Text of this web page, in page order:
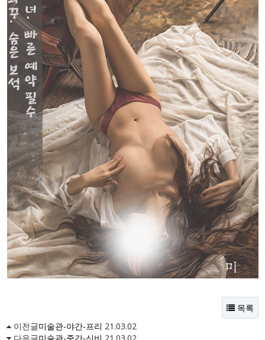
목록
이전글미술관-야간-프리 21.03.02
다음글미술관-중간-신비 21.03.02